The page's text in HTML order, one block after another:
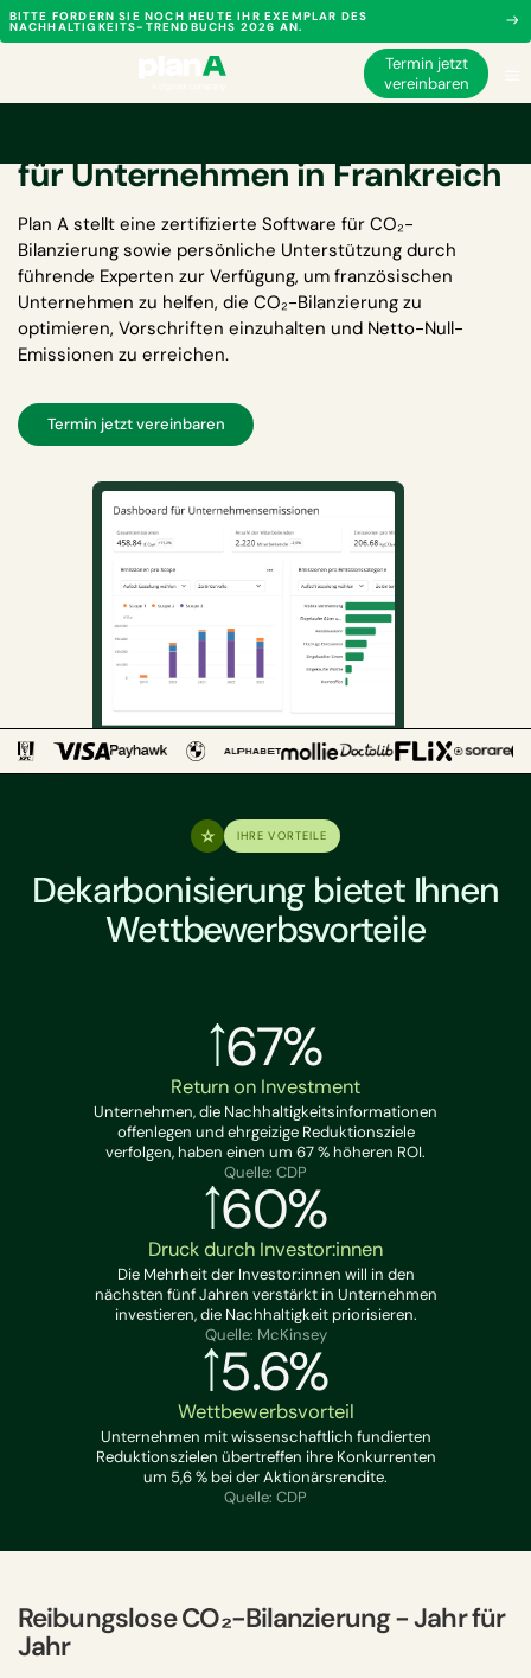
BITTE FORDERN SIE NOCH HEUTE IHR EXEMPLAR DES
NACHHALTIGKEITS-TRENDBUCHS 2026 AN.
Termin jetzt
vereinbaren
für Unternehmen in Frankreich
Plan A stellt eine zertifizierte Software für CO₂-
Bilanzierung sowie persönliche Unterstützung durch
führende Experten zur Verfügung, um französischen
Unternehmen zu helfen, die CO₂-Bilanzierung zu
optimieren, Vorschriften einzuhalten und Netto-Null-
Emissionen zu erreichen.
Termin jetzt vereinbaren
IHRE VORTEILE
Dekarbonisierung bietet Ihnen
Wettbewerbsvorteile
67%
Return on Investment
Unternehmen, die Nachhaltigkeitsinformationen
offenlegen und ehrgeizige Reduktionsziele
verfolgen, haben einen um 67 % höheren ROI.
Quelle: CDP
60%
Druck durch Investor:innen
Die Mehrheit der Investor:innen will in den
nächsten fünf Jahren verstärkt in Unternehmen
investieren, die Nachhaltigkeit priorisieren.
Quelle: McKinsey
5.6%
Wettbewerbsvorteil
Unternehmen mit wissenschaftlich fundierten
Reduktionszielen übertreffen ihre Konkurrenten
um 5,6 % bei der Aktionärsrendite.
Quelle: CDP
Reibungslose CO₂-Bilanzierung − Jahr für
Jahr